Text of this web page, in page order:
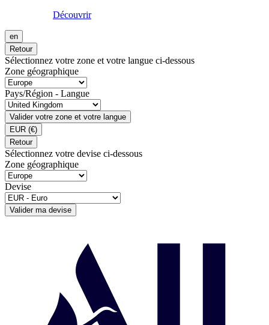
Découvrir
en
Retour
Sélectionnez votre zone et votre langue ci-dessous
Zone géographique
Pays/Région - Langue
Valider votre zone et votre langue
EUR (€)
Retour
Sélectionnez votre devise ci-dessous
Zone géographique
Devise
Valider ma devise